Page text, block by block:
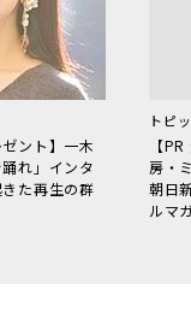
ント】一木
れ」インタ
た再生の群
トピ
【
房・
朝日
ルマ